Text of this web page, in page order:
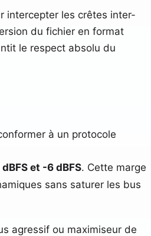
intercepter les crêtes inter-
du fichier en format
le respect absolu du
à un protocole
et -6 dBFS. Cette marge
sans saturer les bus
agressif ou maximiseur de